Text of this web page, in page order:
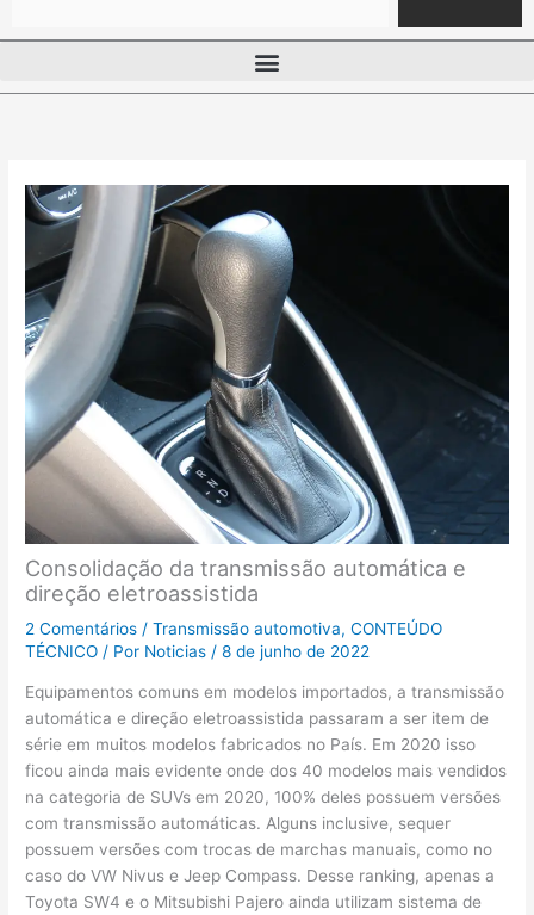
Consolidação da transmissão automática e
direção eletroassistida
2 Comentários /Transmissão automotiva,CONTEÚDO
TÉCNICO / Por Noticias /8 de junho de 2022
Equipamentos comuns em modelos importados, a transmissão
automática e direção eletroassistida passaram a ser item de
série em muitos modelos fabricados no País. Em 2020 isso
ficou ainda mais evidente onde dos 40 modelos mais vendidos
na categoria de SUVs em 2020, 100% deles possuem versões
com transmissão automáticas. Alguns inclusive, sequer
possuem versões com trocas de marchas manuais, como no
caso do VW Nivus e Jeep Compass. Desse ranking, apenas a
Toyota SW4 e o Mitsubishi Pajero ainda utilizam sistema de